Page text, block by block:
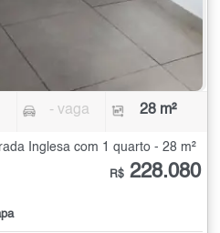
- vaga 28 m²
Inglesa com 1 quarto - 28 m²
R$ 228.080